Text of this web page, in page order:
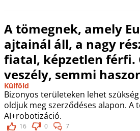
A tömegnek, amely
ajtainál áll, a nagy
fiatal, képzetlen férfi.
veszély, semmi
Külföld
Bizonyos területeken lehet
oldjuk meg szerződéses alapon. A
AI+robotizáció.
16 0 7